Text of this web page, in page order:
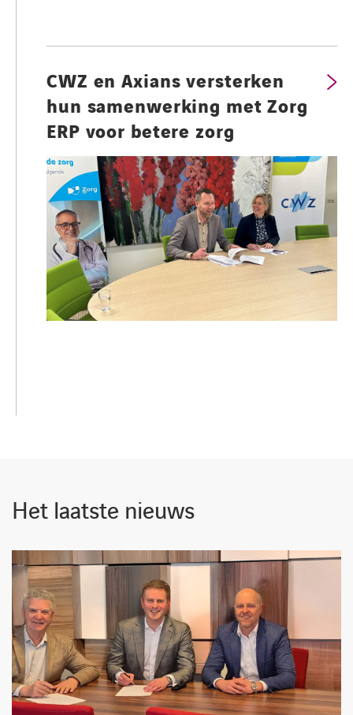
CWZ en Axians versterken
hun samenwerking met Zorg
ERP voor betere zorg
Het laatste nieuws